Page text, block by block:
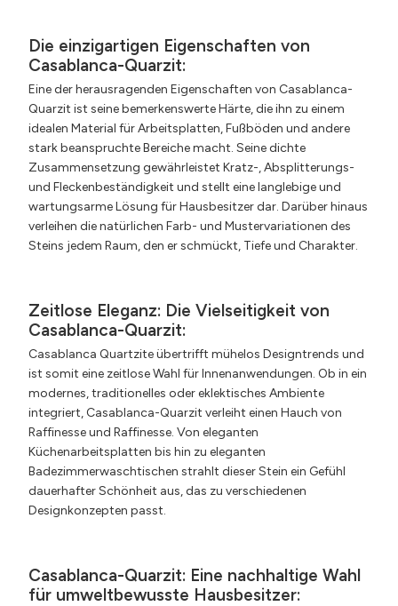
Die einzigartigen Eigenschaften von
Casablanca-Quarzit:
Eine der herausragenden Eigenschaften von Casablanca-
Quarzit ist seine bemerkenswerte Härte, die ihn zu einem
idealen Material für Arbeitsplatten, Fußböden und andere
stark beanspruchte Bereiche macht. Seine dichte
Zusammensetzung gewährleistet Kratz-, Absplitterungs-
und Fleckenbeständigkeit und stellt eine langlebige und
wartungsarme Lösung für Hausbesitzer dar. Darüber hinaus
verleihen die natürlichen Farb- und Mustervariationen des
Steins jedem Raum, den er schmückt, Tiefe und Charakter.
Zeitlose Eleganz: Die Vielseitigkeit von
Casablanca-Quarzit:
Casablanca Quartzite übertrifft mühelos Designtrends und
ist somit eine zeitlose Wahl für Innenanwendungen. Ob in ein
modernes, traditionelles oder eklektisches Ambiente
integriert, Casablanca-Quarzit verleiht einen Hauch von
Raffinesse und Raffinesse. Von eleganten
Küchenarbeitsplatten bis hin zu eleganten
Badezimmerwaschtischen strahlt dieser Stein ein Gefühl
dauerhafter Schönheit aus, das zu verschiedenen
Designkonzepten passt.
Casablanca-Quarzit: Eine nachhaltige Wahl
für umweltbewusste Hausbesitzer: